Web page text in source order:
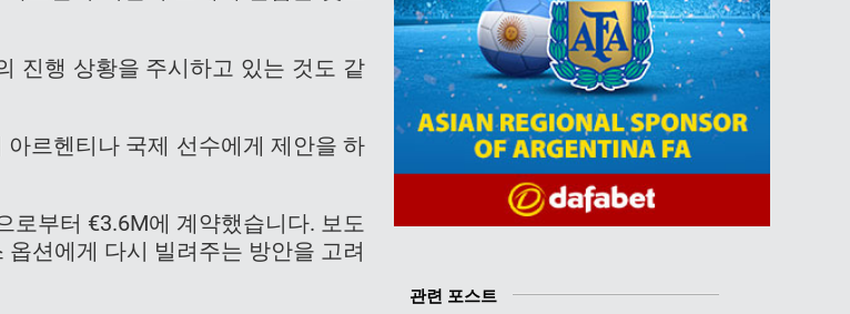
진행 상황을 주시하고 있는 것도 같
르헨티나 국제 선수에게 제안을 하
로부터 €3.6M에 계약했습니다. 보도
션에게 다시 빌려주는 방안을 고려
관련 포스트